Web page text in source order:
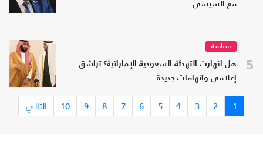
مع السيسي
5
سياسة
هل انهارت التهدئة السعودية الإماراتية؟ تراشق
إعلامي واتهامات جديدة
1
2
3
4
5
6
7
8
9
10 التالي